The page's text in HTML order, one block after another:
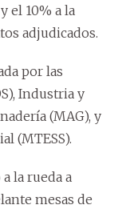
el 10% a la
adjudicados.
por las
Industria y
(MAG), y
(MTESS).
la rueda a
mesas de